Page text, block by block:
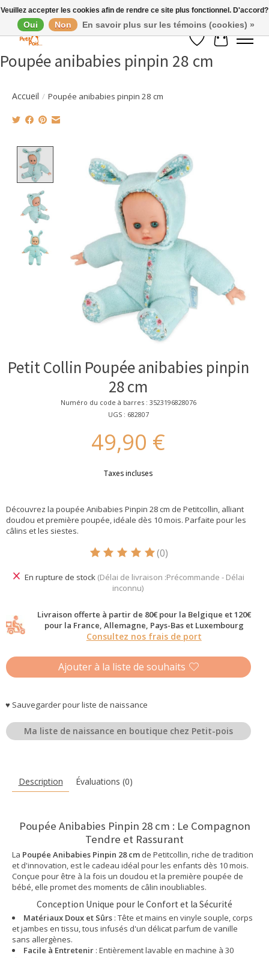
Liste de souhaits
Panier
Poupée anibabies pinpin 28 cm
Accueil / Poupée anibabies pinpin 28 cm
Product image slideshow Items
Petit Collin Poupée anibabies pinpin
28 cm
Numéro du code à barres : 3523196828076
UGS : 682807
49,90 €
Taxes incluses
Découvrez la poupée Anibabies Pinpin 28 cm de Petitcollin, alliant
doudou et première poupée, idéale dès 10 mois. Parfaite pour les
câlins et les siestes.
Ce produit est évalué à
(0)
En rupture de stock (Délai de livraison :Précommande - Délai
inconnu)
Livraison offerte à partir de 80€ pour la Belgique et 120€
pour la France, Allemagne, Pays-Bas et Luxembourg
Consultez nos frais de port
Ajouter à la liste de souhaits
♥ Sauvegarder pour liste de naissance
Ma liste de naissance en boutique chez Petit-pois
Description Évaluations (0)
Poupée Anibabies Pinpin 28 cm : Le Compagnon
Tendre et Rassurant
La Poupée Anibabies Pinpin 28 cm de Petitcollin, riche de tradition
et d'innovation, est le cadeau idéal pour les enfants dès 10 mois.
Conçue pour être à la fois un doudou et la première poupée de
bébé, elle promet des moments de câlin inoubliables.
Conception Unique pour le Confort et la Sécurité
Matériaux Doux et Sûrs : Tête et mains en vinyle souple, corps
et jambes en tissu, tous infusés d'un délicat parfum de vanille
sans allergènes.
Facile à Entretenir : Entièrement lavable en machine à 30
Veuillez accepter les cookies afin de rendre ce site plus fonctionnel. D'accord?
Oui Non En savoir plus sur les témoins (cookies) »